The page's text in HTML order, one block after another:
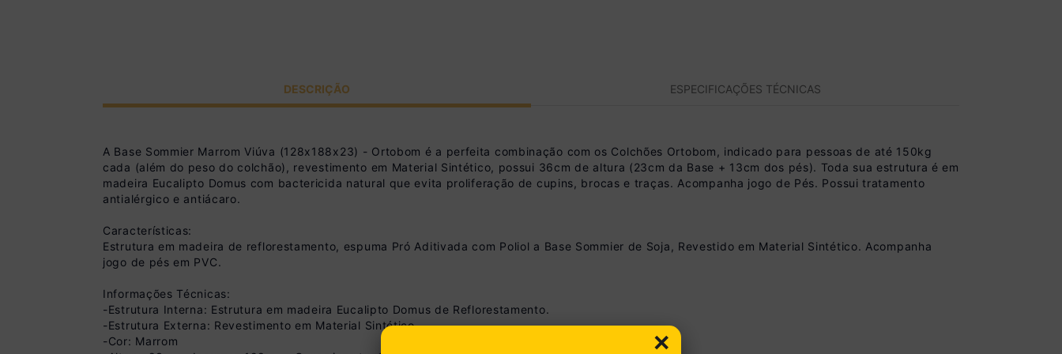
DESCRIÇÃO ESPECIFICAÇÕES TÉCNICAS
A Base Sommier Marrom Viúva (128x188x23) - Ortobom é a perfeita combinação com os Colchões Ortobom, indicado para pessoas de até 150kg
cada (além do peso do colchão), revestimento em Material Sintético, possui 36cm de altura (23cm da Base + 13cm dos pés). Toda sua estrutura é em
madeira Eucalipto Domus com bactericida natural que evita proliferação de cupins, brocas e traças. Acompanha jogo de Pés. Possui tratamento
antialérgico e antiácaro.
Características:
Estrutura em madeira de reflorestamento, espuma Pró Aditivada com Poliol a Base Sommier de Soja, Revestido em Material Sintético. Acompanha
jogo de pés em PVC.
Informações Técnicas:
-Estrutura Interna: Estrutura em madeira Eucalipto Domus de Reflorestamento.
-Estrutura Externa: Revestimento em Material Sintético
-Cor: Marrom
×